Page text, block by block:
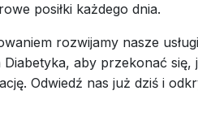
posiłki każdego dnia.
rozwijamy nasze
aby przekonać
Odwiedź nas już dziś i